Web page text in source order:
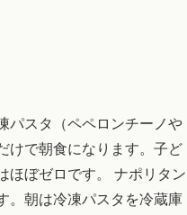
パスタ（ペペロンチーノや
けで朝食になります。子ど
ほぼゼロです。 ナポリタン
。朝は冷凍パスタを冷蔵庫